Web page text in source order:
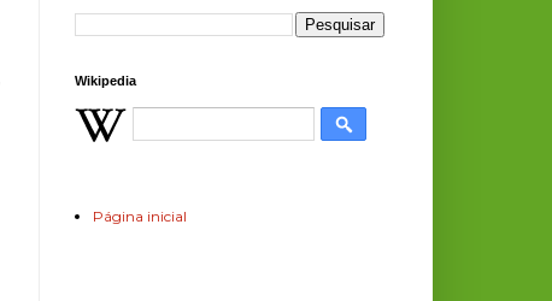
Wikipedia
Página inicial